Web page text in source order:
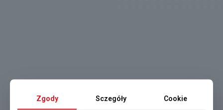
Zgody Sczegóły Cookie